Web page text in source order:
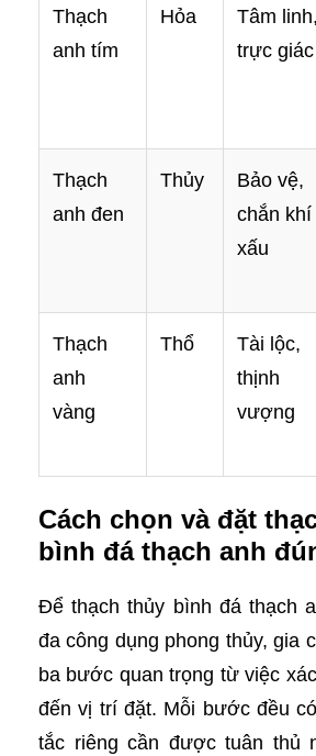
Thạch
anh tím
Hỏa
Tâm linh,
trực giác
Thạch
anh đen
Thủy
Bảo vệ,
chắn khí
xấu
Thạch
anh
vàng
Thổ
Tài lộc,
thịnh
vượng
Cách chọn và đặt
bình đá thạch anh
Để thạch thủy bình đá thạch
đa công dụng phong thủy, gia
ba bước quan trọng từ việc
đến vị trí đặt. Mỗi bước đều
tắc riêng cần được tuân thủ